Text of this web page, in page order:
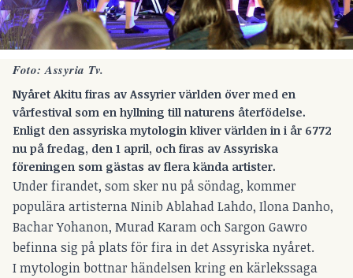
Foto: Assyria Tv.
Nyåret Akitu firas av Assyrier världen över med en
vårfestival som en hyllning till naturens återfödelse.
Enligt den assyriska mytologin kliver världen in i år 6772
nu på fredag, den 1 april, och firas av Assyriska
föreningen som gästas av flera kända artister.
Under firandet, som sker nu på söndag, kommer
populära artisterna Ninib Ablahad Lahdo, Ilona Danho,
Bachar Yohanon, Murad Karam och Sargon Gawro
befinna sig på plats för fira in det Assyriska nyåret.
I mytologin bottnar händelsen kring en kärlekssaga